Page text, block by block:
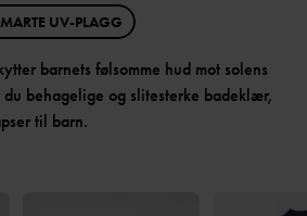
UV-PLAGG
barnets følsomme hud mot solens
behagelige og slitesterke badeklær,
til barn.